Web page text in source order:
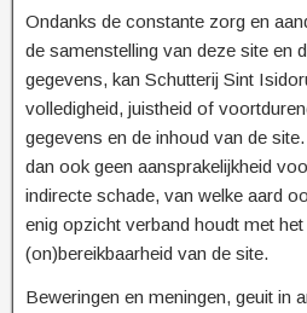
Ondanks de constante zorg en
de samenstelling van deze site en
gegevens, kan Schutterij Sint
volledigheid, juistheid of
gegevens en de inhoud van de
dan ook geen aansprakelijkheid
indirecte schade, van welke aard
enig opzicht verband houdt met
(on)bereikbaarheid van de site.
Beweringen en meningen, geuit in